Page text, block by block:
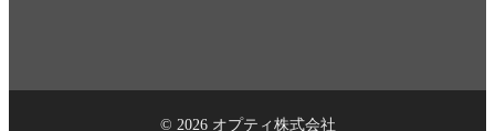
© 2026 オプティ株式会社